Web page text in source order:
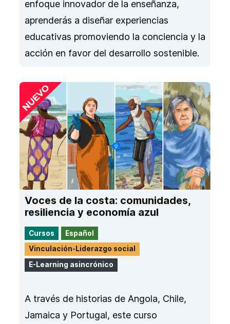
enfoque innovador de la enseñanza,
aprenderás a diseñar experiencias
educativas promoviendo la conciencia y la
acción en favor del desarrollo sostenible.
Voces de la costa: comunidades,
resiliencia y economía azul
Cursos
Español
Vinculación-Liderazgo social
E-Learning asincrónico
A través de historias de Angola, Chile,
Jamaica y Portugal, este curso